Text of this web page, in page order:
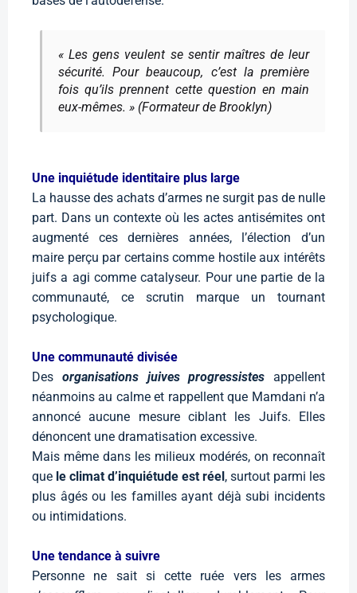
« Les gens veulent se sentir maîtres de leur
sécurité. Pour beaucoup, c’est la première
fois qu’ils prennent cette question en main
eux-mêmes. » (Formateur de Brooklyn)
Une inquiétude identitaire plus large
La hausse des achats d’armes ne surgit pas de nulle
part. Dans un contexte où les actes antisémites ont
augmenté ces dernières années, l’élection d’un
maire perçu par certains comme hostile aux intérêts
juifs a agi comme catalyseur. Pour une partie de la
communauté, ce scrutin marque un tournant
psychologique.
Une communauté divisée
Des organisations juives progressistes appellent
néanmoins au calme et rappellent que Mamdani n’a
annoncé aucune mesure ciblant les Juifs. Elles
dénoncent une dramatisation excessive.
Mais même dans les milieux modérés, on reconnaît
que le climat d’inquiétude est réel , surtout parmi les
plus âgés ou les familles ayant déjà subi incidents
ou intimidations.
Une tendance à suivre
Personne ne sait si cette ruée vers les armes